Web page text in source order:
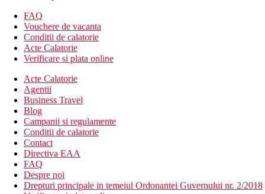
receptie cu lobby deschis 24/7
acces internet Wi-Fi (gratuit)
magazine de suveniruri
mini market
inchirieri auto
parcare (contra cost)
sala de conferinte
Descrierea plajei
plaja nisipoasa, privata
Activitati sportive gratuite
sala de fitness
tenis de masa
FAQ
Vouchere de vacanta
Conditii de calatorie
Acte Calatorie
Verificare si plata online
Acte Calatorie
Agentii
Business Travel
Blog
Campanii si regulamente
Conditii de calatorie
Contact
Directiva EAA
FAQ
Despre noi
Drepturi principale in temeiul Ordonantei Guvernului nr. 2/2018